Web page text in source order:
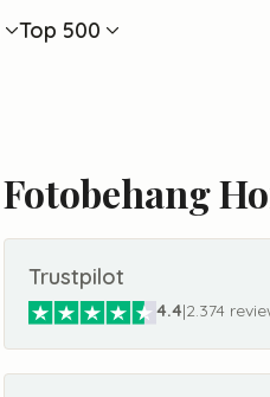
Top 500
Fotobehang
Trustpilot
4.4|2.374